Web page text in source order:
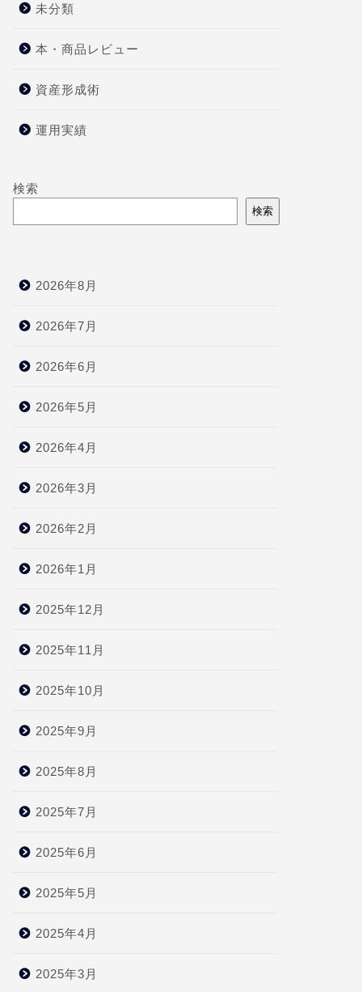
未分類
本・商品レビュー
資産形成術
運用実績
検索
検索
2026年8月
2026年7月
2026年6月
2026年5月
2026年4月
2026年3月
2026年2月
2026年1月
2025年12月
2025年11月
2025年10月
2025年9月
2025年8月
2025年7月
2025年6月
2025年5月
2025年4月
2025年3月